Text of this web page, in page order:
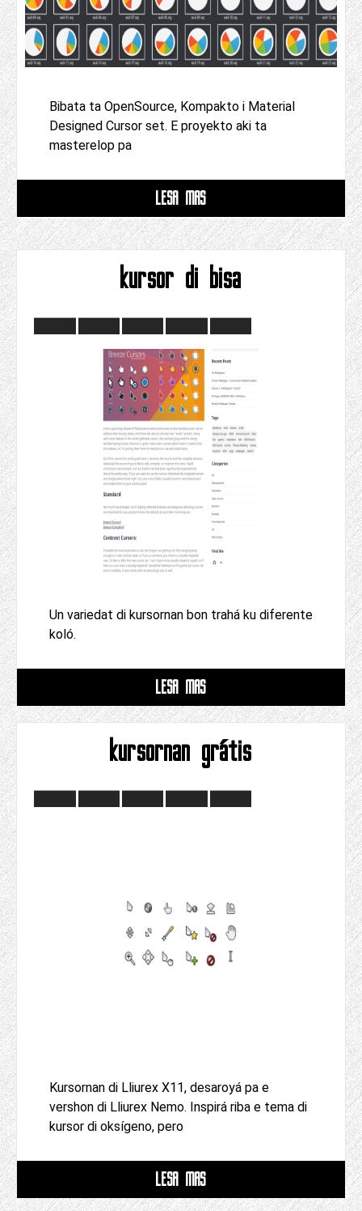
Bibata ta OpenSource, Kompakto i Material
Designed Cursor set. E proyekto aki ta
masterelop pa
LESA MAS
kursor di bisa
Un variedat di kursornan bon trahá ku diferente
koló.
LESA MAS
kursornan grátis
Kursornan di Lliurex X11, desaroyá pa e
vershon di Lliurex Nemo. Inspirá riba e tema di
kursor di oksígeno, pero
LESA MAS